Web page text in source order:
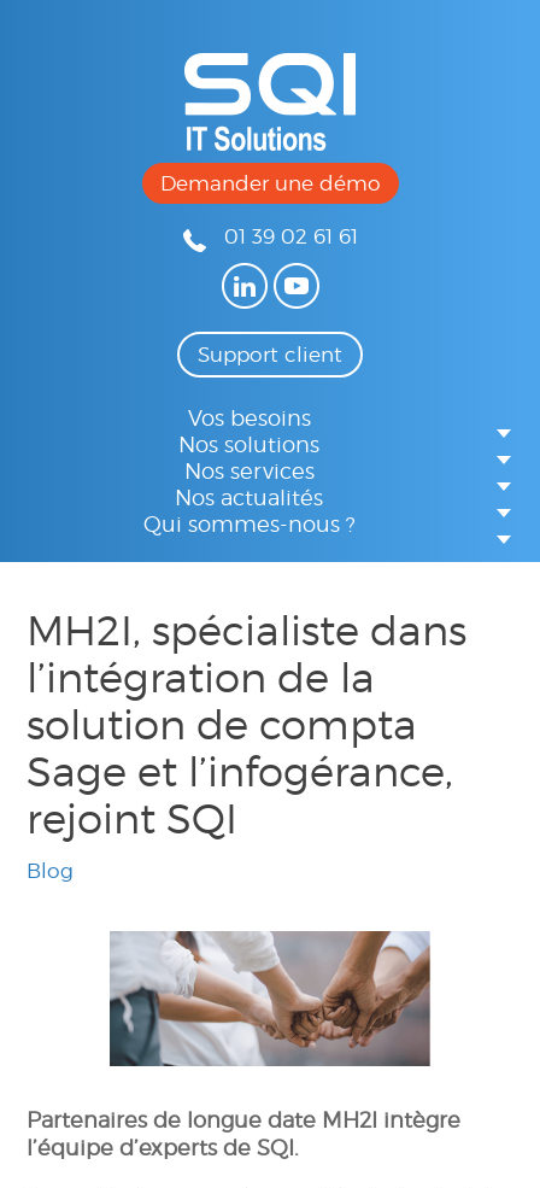
Demander une démo
01 39 02 61 61
Support client
Vos besoins
Nos solutions
Nos services
Nos actualités
Qui sommes-nous ?
MH2I, spécialiste dans
l’intégration de la
solution de compta
Sage et l’infogérance,
rejoint SQI
Blog
Partenaires de longue date MH2I intègre
l’équipe d’experts de SQI.